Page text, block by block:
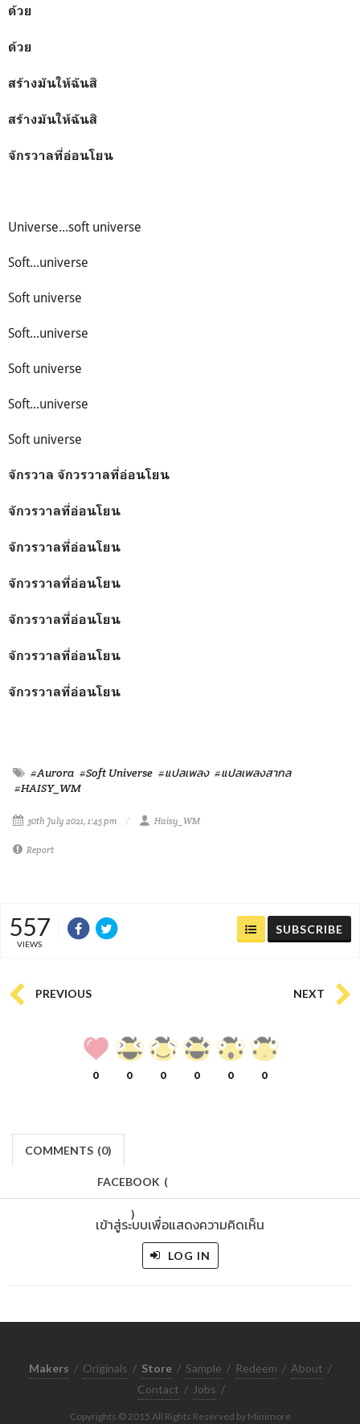
ด้วย
ด้วย
สร้างมันให้ฉันสิ
สร้างมันให้ฉันสิ
จักรวาลที่อ่อนโยน
Universe...soft universe
Soft...universe
Soft universe
Soft...universe
Soft universe
Soft...universe
Soft universe
จักรวาล จักวรวาลที่อ่อนโยน
จักวรวาลที่อ่อนโยน
จักวรวาลที่อ่อนโยน
จักวรวาลที่อ่อนโยน
จักวรวาลที่อ่อนโยน
จักวรวาลที่อ่อนโยน
จักวรวาลที่อ่อนโยน
#Aurora #Soft Universe #แปลเพลง #แปลเพลงสากล
#HAISY_WM
30th July 2021, 1:45 pm Haisy_WM
Report
557
VIEWS
SUBSCRIBE
PREVIOUS NEXT
0 0 0 0 0 0
COMMENTS (0)
FACEBOOK (
)
เข้าสู่ระบบเพื่อแสดงความคิดเห็น
LOG IN
Makers / Originals / Store / Sample / Redeem / About /
Contact / Jobs /
Copyrights © 2015 All Rights Reserved by Minimore